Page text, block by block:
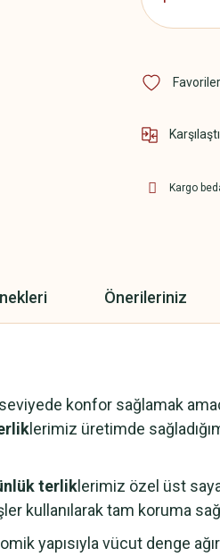
Kargo
Önerileriniz
konfor sağlamak
lerimiz üretimde
terlik lerimiz özel üst
kullanılarak tam koruma
yapısıyla vücut denge